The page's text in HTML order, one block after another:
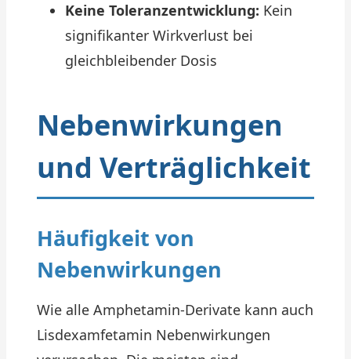
Keine Toleranzentwicklung: Kein
signifikanter Wirkverlust bei
gleichbleibender Dosis
Nebenwirkungen
und Verträglichkeit
Häufigkeit von
Nebenwirkungen
Wie alle Amphetamin-Derivate kann auch
Lisdexamfetamin Nebenwirkungen